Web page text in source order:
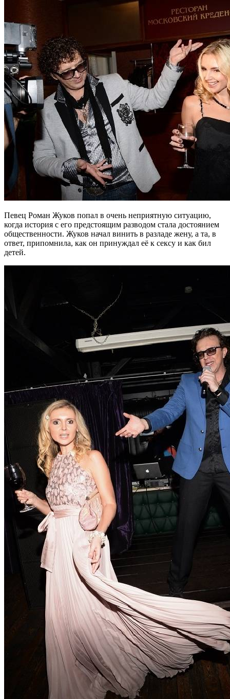
Певец Роман Жуков попал в очень неприятную ситуацию,
когда история с его предстоящим разводом стала достоянием
общественности. Жуков начал винить в разладе жену, а та, в
ответ, припомнила, как он принуждал её к сексу и как бил
детей.